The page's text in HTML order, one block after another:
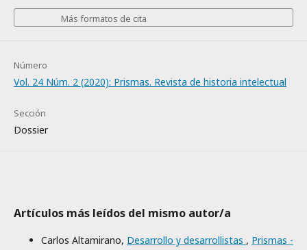
Más formatos de cita
Número
Vol. 24 Núm. 2 (2020): Prismas. Revista de historia intelectual
Sección
Dossier
Artículos más leídos del mismo autor/a
Carlos Altamirano, Desarrollo y desarrollistas , Prismas -